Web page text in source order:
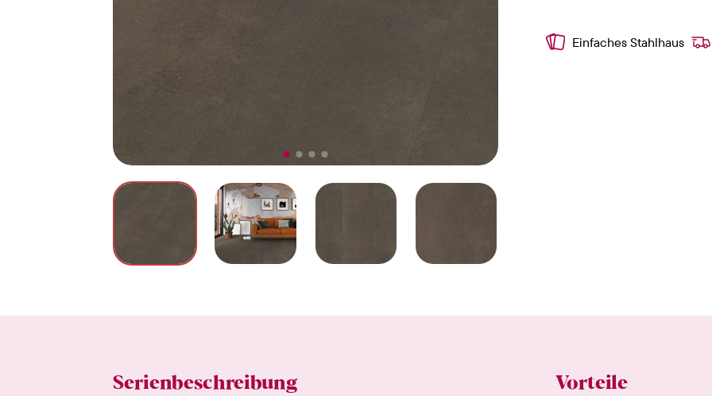
Einfaches Stahlhaus
Serienbeschreibung Vorteile